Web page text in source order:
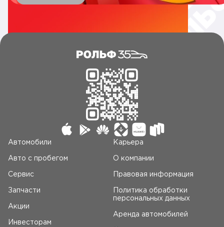
Автомобили
Авто c пробегом
Сервис
Запчасти
Акции
Инвесторам
Карьера
О компании
Правовая информация
Политика обработки
персональных данных
Аренда автомобилей